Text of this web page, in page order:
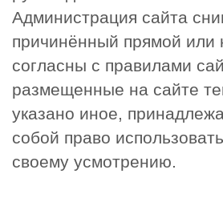
Администрация сайта
причинённый прямой или
согласны с правилами
размещенные на сайте
указано иное,
собой право
своему усмотрению.